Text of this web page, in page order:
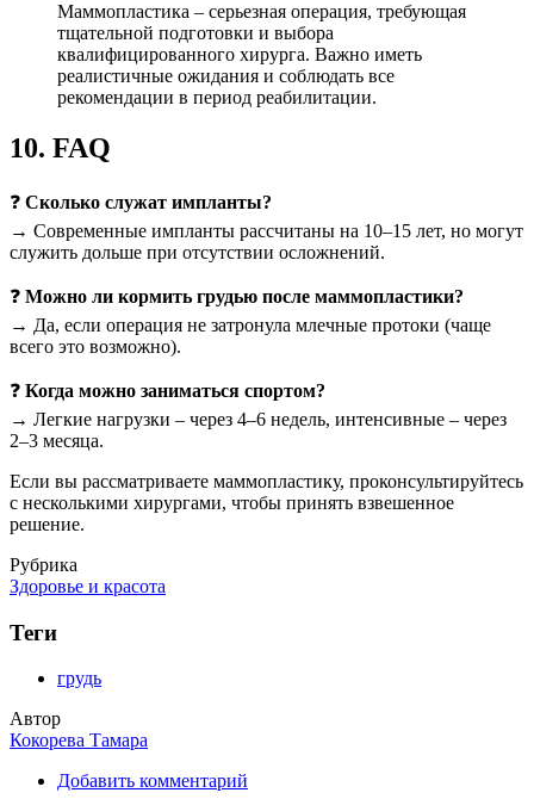
Маммопластика – серьезная операция, требующая
тщательной подготовки и выбора
квалифицированного хирурга. Важно иметь
реалистичные ожидания и соблюдать все
рекомендации в период реабилитации.
10. FAQ
❓ Сколько служат импланты?
→ Современные импланты рассчитаны на 10–15 лет, но могут
служить дольше при отсутствии осложнений.
❓ Можно ли кормить грудью после маммопластики?
→ Да, если операция не затронула млечные протоки (чаще
всего это возможно).
❓ Когда можно заниматься спортом?
→ Легкие нагрузки – через 4–6 недель, интенсивные – через
2–3 месяца.
Если вы рассматриваете маммопластику, проконсультируйтесь
с несколькими хирургами, чтобы принять взвешенное
решение.
Рубрика
Здоровье и красота
Теги
грудь
Автор
Кокорева Тамара
Добавить комментарий